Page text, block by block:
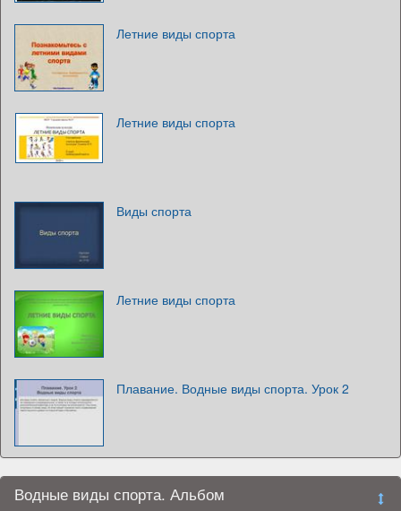
Летние виды спорта
Летние виды спорта
Виды спорта
Летние виды спорта
Плавание. Водные виды спорта. Урок 2
Водные виды спорта. Альбом